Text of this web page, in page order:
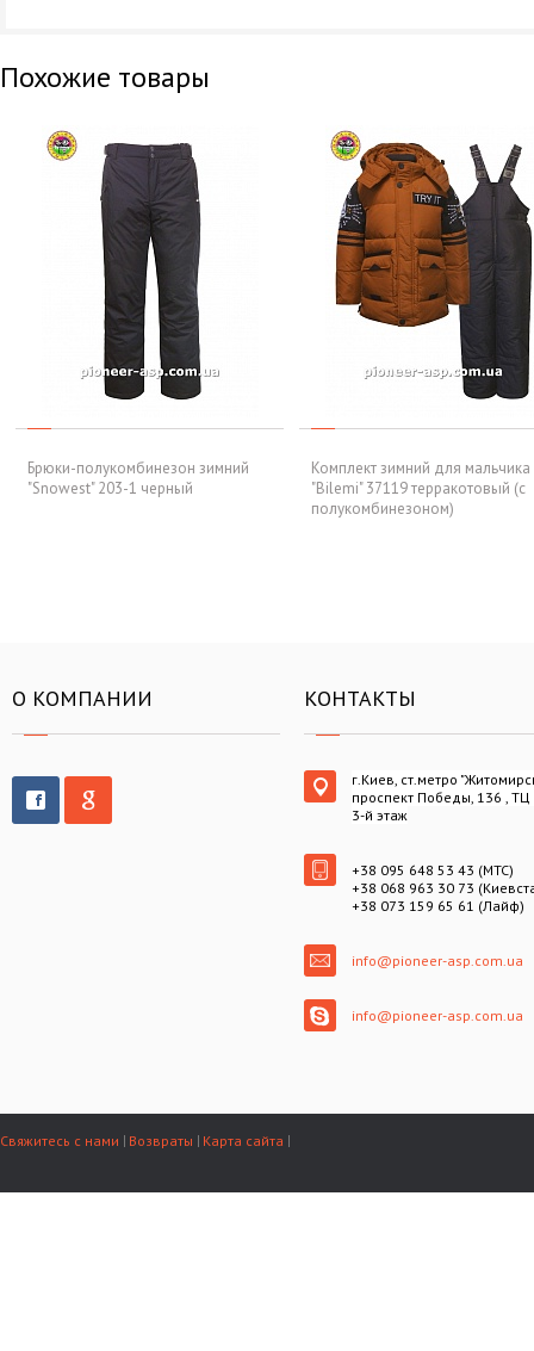
Похожие товары
Брюки-полукомбинезон зимний
"Snowest" 203-1 черный
Комплект зимний для мальчика
"Bilemi" 37119 терракотовый (с
полукомбинезоном)
О КОМПАНИИ КОНТАКТЫ
г.Киев, ст.метро
проспект Победы, 136 , ТЦ
3-й этаж
+38 095 648 53 43 (МТС)
+38 068 963 30 73
+38 073 159 65 61 (Лайф)
info@pioneer-asp.com.ua
info@pioneer-asp.com.ua
Свяжитесь с нами Возвраты Карта сайта